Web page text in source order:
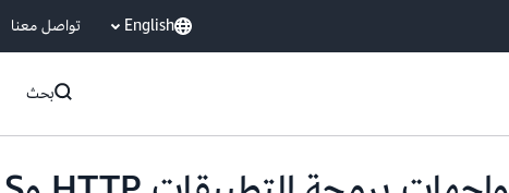
English تواصل معنا
بحث